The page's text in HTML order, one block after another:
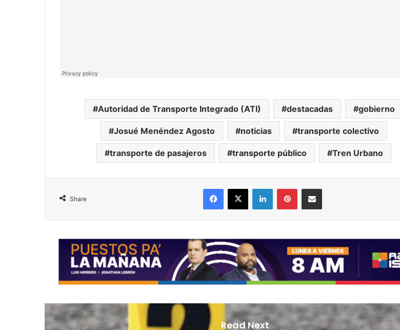
Autoridad de Transporte Integrado (ATI) destacadas gobierno
Josué Menéndez Agosto noticias transporte colectivo
transporte de pasajeros transporte público Tren Urbano
Share
Facebook
X LinkedInPinterestShare via Email
Read Next